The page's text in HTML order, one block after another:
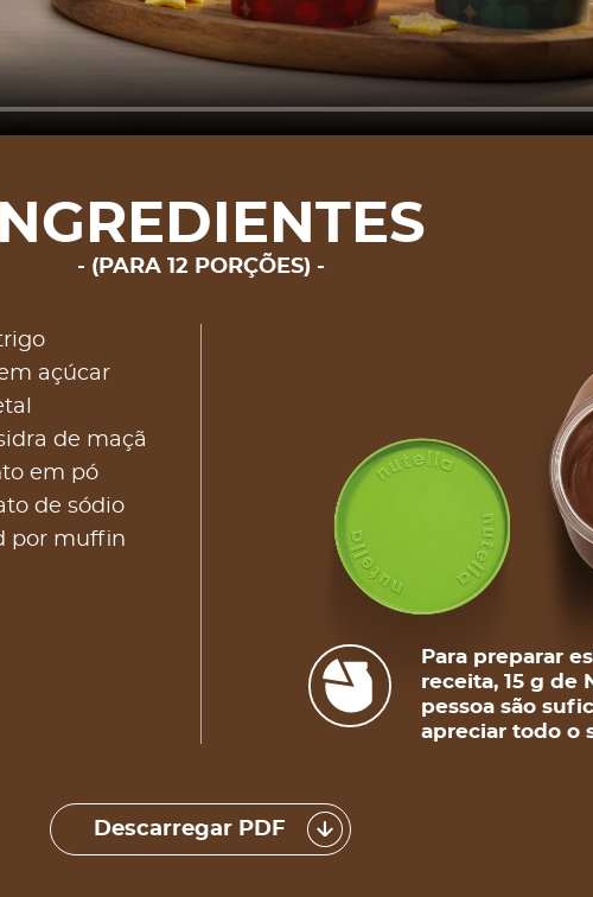
INGREDIENTES
(PARA 12 PORÇÕES)
açúcar
de maçã
em pó
de sódio
por muffin
Para preparar
receita, 15 g de
pessoa são
apreciar todo o
Descarregar PDF